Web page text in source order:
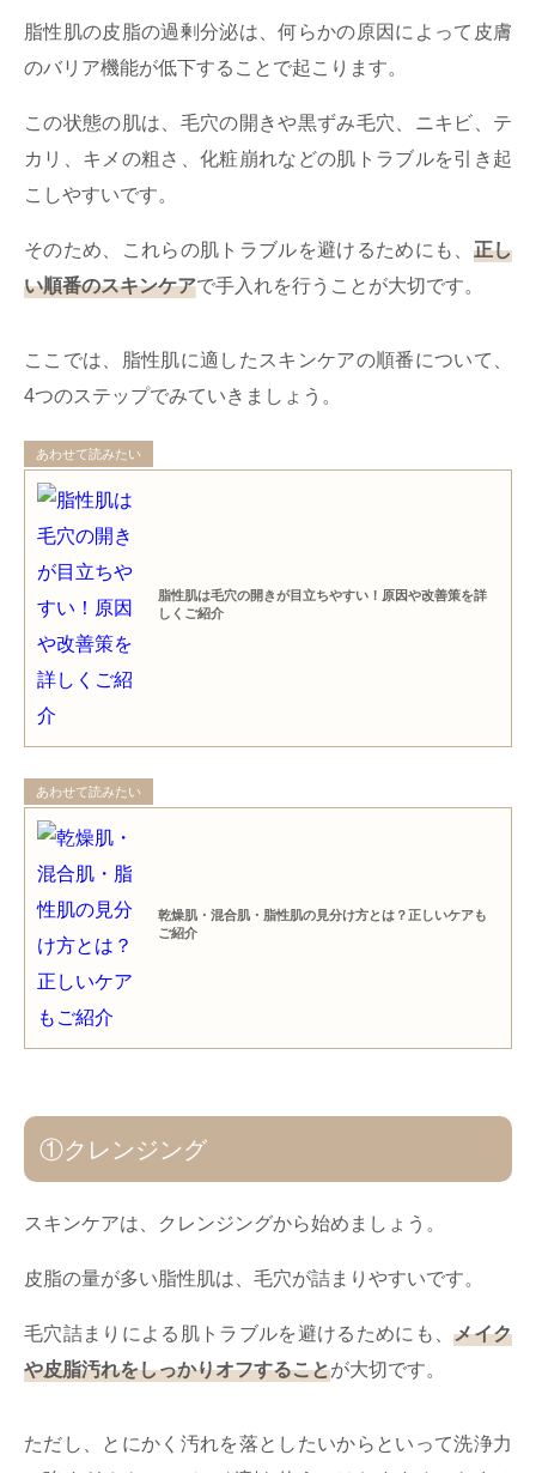
脂性肌の皮脂の過剰分泌は、何らかの原因によって皮膚
のバリア機能が低下することで起こります。
この状態の肌は、毛穴の開きや黒ずみ毛穴、ニキビ、テ
カリ、キメの粗さ、化粧崩れなどの肌トラブルを引き起
こしやすいです。
そのため、これらの肌トラブルを避けるためにも、 正し
い順番のスキンケアで手入れを行うことが大切です。
ここでは、脂性肌に適したスキンケアの順番について、
4つのステップでみていきましょう。
あわせて読みたい
脂性肌は毛穴の開きが目立ちやすい！原因や改善策を詳
しくご紹介
あわせて読みたい
乾燥肌・混合肌・脂性肌の見分け方とは？正しいケアも
ご紹介
①クレンジング
スキンケアは、クレンジングから始めましょう。
皮脂の量が多い脂性肌は、毛穴が詰まりやすいです。
毛穴詰まりによる肌トラブルを避けるためにも、メイク
や皮脂汚れをしっかりオフすることが大切です。
ただし、とにかく汚れを落としたいからといって洗浄力